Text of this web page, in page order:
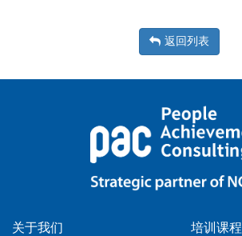
返回列表
关于我们 培训课程